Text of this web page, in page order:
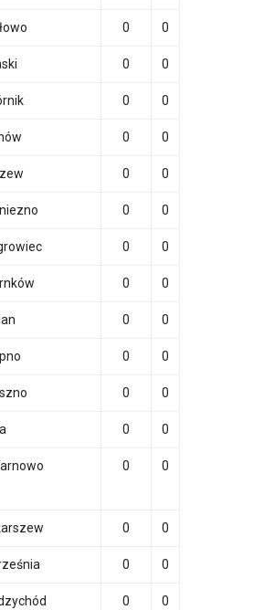
0 0
0 0
0 0
0 0
0 0
0 0
0 0
0 0
0 0
0 0
0 0
0 0
0 0
0 0
0 0
0 0